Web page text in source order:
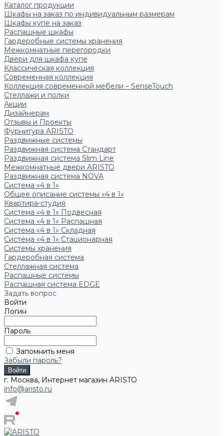
Каталог продукции
Шкафы на заказ по индивидуальным размерам
Шкафы купе на заказ
Распашные шкафы
Гардеробные системы хранения
Межкомнатные перегородки
Двери для шкафа купе
Классическая коллекция
Современная коллекция
Коллекция современной мебели – SenseTouch
Стеллажи и полки
Акции
Дизайнерам
Отзывы и Проекты
Фурнитура ARISTO
Раздвижные системы
Раздвижная система Стандарт
Раздвижная система Slim Line
Межкомнатные двери ARISTO
Раздвижная система NOVA
Система «4 в 1»
Общее описание системы «4 в 1»
Квартира-студия
Система «4 в 1» Подвесная
Система «4 в 1» Распашная
Система «4 в 1» Складная
Система «4 в 1» Стационарная
Системы хранения
Гардеробная система
Стеллажная система
Распашные системы
Распашная система EDGE
Задать вопрос
Войти
Логин
Пароль
Запомнить меня
Забыли пароль?
г. Москва, Интернет магазин ARISTO
info@aristo.ru